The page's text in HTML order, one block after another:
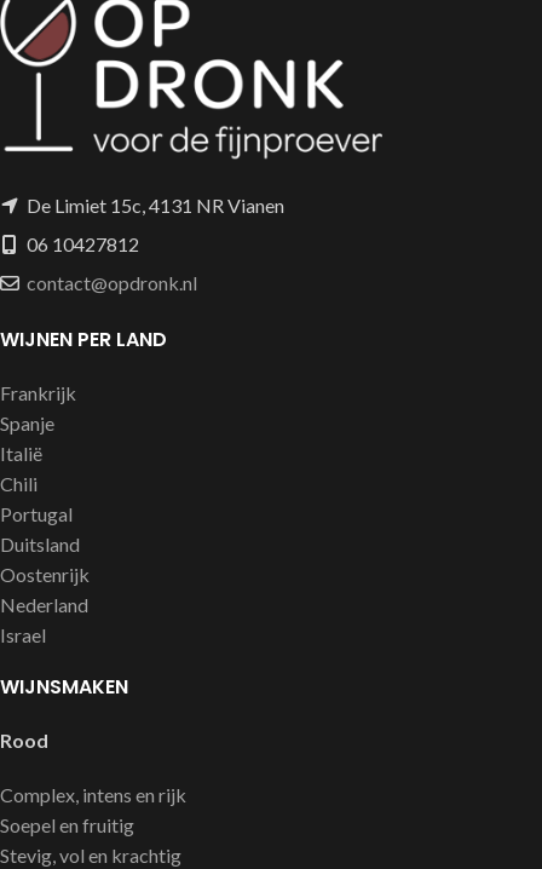
De Limiet 15c, 4131 NR Vianen
06 10427812
contact@opdronk.nl
WIJNEN PER LAND
Frankrijk
Spanje
Italië
Chili
Portugal
Duitsland
Oostenrijk
Nederland
Israel
WIJNSMAKEN
Rood
Complex, intens en rijk
Soepel en fruitig
Stevig, vol en krachtig